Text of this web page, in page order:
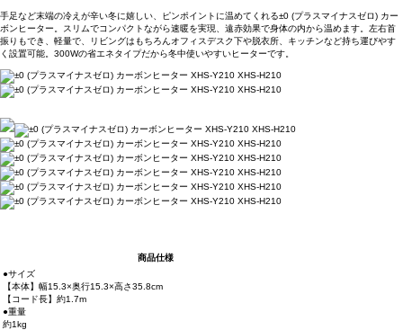
手足など末端の冷えが辛い冬に嬉しい、ピンポイントに温めてくれる±0 (プラスマイナスゼロ) カー
ボンヒーター。スリムでコンパクトながら速暖を実現、遠赤効果で身体の内から温めます。左右首
振りもでき、軽量で、リビングはもちろんオフィスデスク下や脱衣所、キッチンなど持ち運びやす
く設置可能。300Wの省エネタイプだから冬中使いやすいヒーターです。
商品仕様
●サイズ
【本体】幅15.3×奥行15.3×高さ35.8cm
【コード長】約1.7m
●重量
約1kg